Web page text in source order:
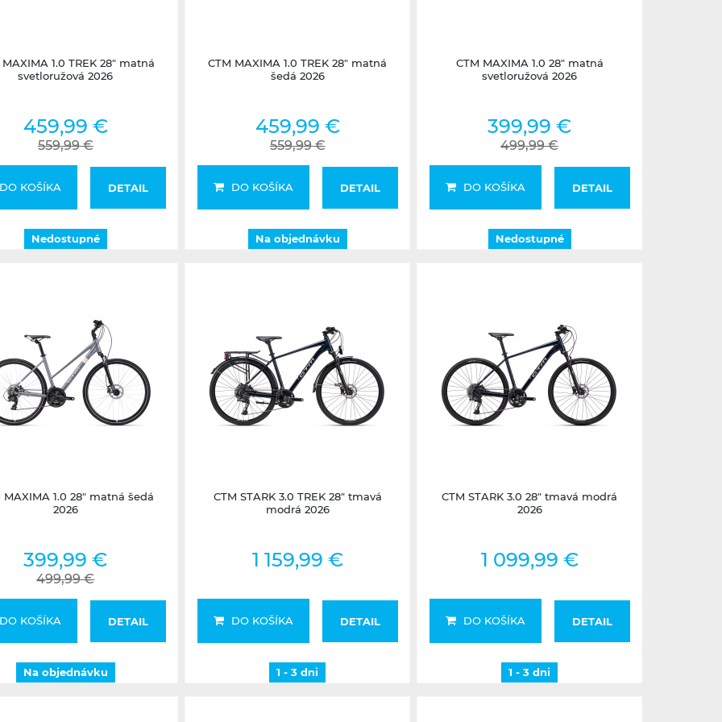
MAXIMA 1.0 TREK 28" matná
svetloružová 2026
459,99 €
559,99 €
KOŠÍKA DETAIL
Nedostupné
CTM MAXIMA 1.0 TREK 28" matná
šedá 2026
459,99 €
559,99 €
DO KOŠÍKA DETAIL
Na objednávku
CTM MAXIMA 1.0 28" matná
svetloružová 2026
399,99 €
499,99 €
DO KOŠÍKA DETAIL
Nedostupné
MAXIMA 1.0 28" matná šedá
2026
399,99 €
499,99 €
KOŠÍKA DETAIL
Na objednávku
CTM STARK 3.0 TREK 28" tmavá
modrá 2026
1 159,99 €
DO KOŠÍKA DETAIL
1 - 3 dni
CTM STARK 3.0 28" tmavá modrá
2026
1 099,99 €
DO KOŠÍKA DETAIL
1 - 3 dni